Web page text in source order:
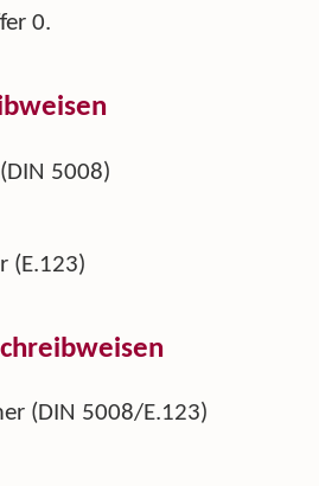
0.
5008)
(E.123)
(DIN 5008/E.123)